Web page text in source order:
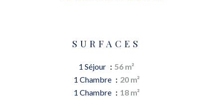
SURFACES
1 Séjour
56 m²
1 Chambre
20 m²
1 Chambre
18 m²